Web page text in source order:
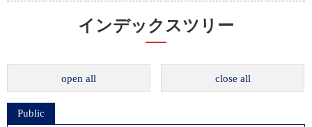
インデックスツリー
open all close all
Public